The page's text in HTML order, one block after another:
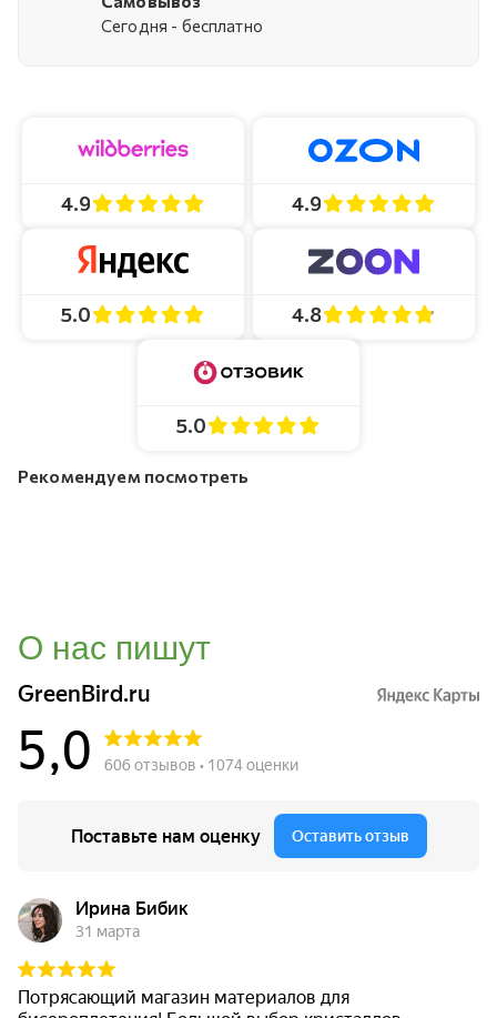
Cегодня - бесплатно
4.9 4.9
5.0 4.8
5.0
Рекомендуем посмотреть
О нас пишут